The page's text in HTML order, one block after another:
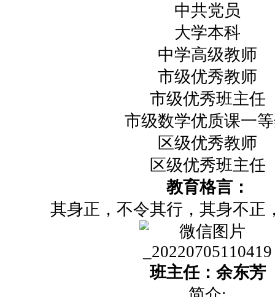
中共党员
大学本科
中学高级教师
市级优秀教师
市级优秀班主任
市级数学优质课一
区级优秀教师
区级优秀班主任
教育格言：
其身正，不令其行，其身不正
班主任：余东芳